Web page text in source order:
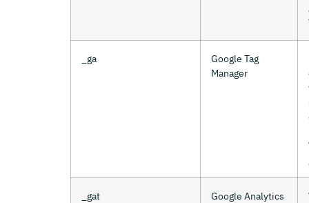
_ga
Google Tag
Manager
_gat Google Analytics